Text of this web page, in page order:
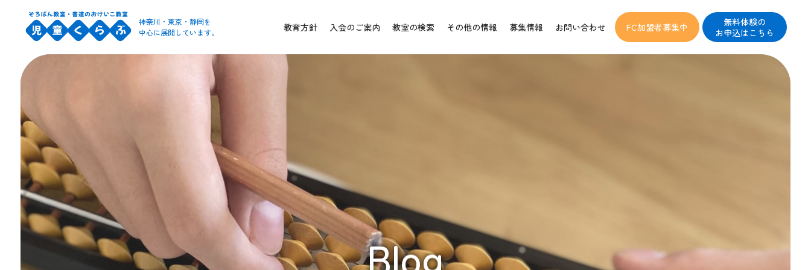
神奈川・東京・静岡を
中心に展開しています。
教育方針 入会のご案内 教室の検索 その他の情報 募集情報 お問い合わせ FC加盟者募集中
無料体験の
お申込はこちら
Blog